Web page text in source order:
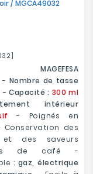
/ MGCA49032
MAGEFESA
- Nombre de tasse
- Capacité : 300 ml
intérieur
- Poignés en
Conservation des
et des saveurs
de café -
: gaz, électrique